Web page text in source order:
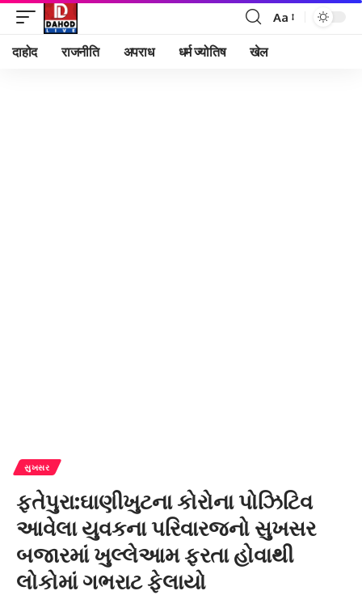
Font
Aa
दाहोद राजनीति अपराध धर्म ज्योतिष खेल
સુખસર
ફતેપુરા:ઘાણીખુટના કોરોના પોઝિટિવ
આવેલા યુવકના પરિવારજનો સુખસર
બજારમાં ખુલ્લેઆમ ફરતા હોવાથી
લોકોમાં ગભરાટ ફેલાયો